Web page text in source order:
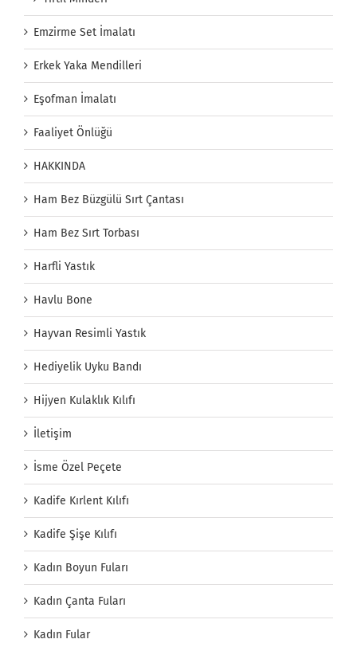
Emzirme Set İmalatı
Erkek Yaka Mendilleri
Eşofman İmalatı
Faaliyet Önlüğü
HAKKINDA
Ham Bez Büzgülü Sırt Çantası
Ham Bez Sırt Torbası
Harfli Yastık
Havlu Bone
Hayvan Resimli Yastık
Hediyelik Uyku Bandı
Hijyen Kulaklık Kılıfı
İletişim
İsme Özel Peçete
Kadife Kırlent Kılıfı
Kadife Şişe Kılıfı
Kadın Boyun Fuları
Kadın Çanta Fuları
Kadın Fular